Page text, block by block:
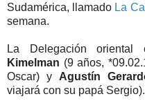
Sudamérica, llamado La
semana.
La Delegación oriental
Kimelman (9 años,
Oscar) y Agustín
viajará con su papá Sergio).